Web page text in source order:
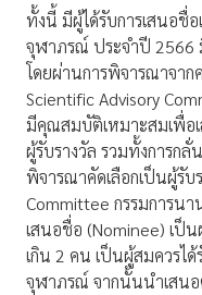
ทั้งนี้ มีผู้ได้รับการเสนอชื่
จุฬาภรณ์ ประจำปี 2566
โดยผ่านการพิจารณาจา
Scientific Advisory
มีคุณสมบัติเหมาะสมเพื่อ
ผู้รับรางวัล รวมทั้งการกลั่
พิจารณาคัดเลือกเป็นผู้รับ
Committee กรรมการน
เสนอชื่อ (Nominee) เ
เกิน 2 คน เป็นผู้สมควรได้
จุฬาภรณ์ จากนั้นนำเสน